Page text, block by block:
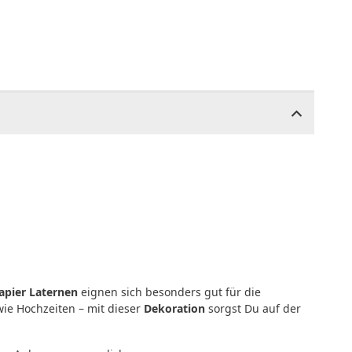
Laternen eignen sich besonders gut für die
Hochzeiten – mit dieser Dekoration sorgst Du auf der